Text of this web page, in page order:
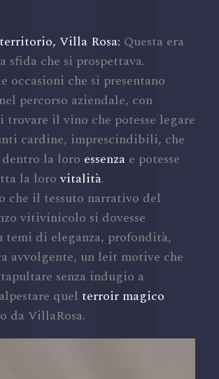
Villa Rosa: Questa era
sfida che si prospettava.
occasioni che si presentano
percorso aziendale, con
trovare il vino che potesse legare
cardine, imprescindibili, che
dentro la loro essenzae potesse
la lorovitalità.
che il tessuto narrativo del
vitivinicolo si dovesse
temi di eleganza, profondità,
avvolgente, un leit motive che
senza indugio a
quel terroir magico
da VillaRosa.